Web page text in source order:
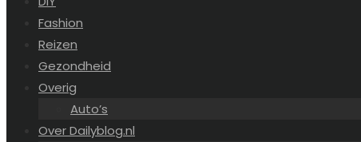
Fashion
Reizen
Gezondheid
Overig
Auto’s
Over Dailyblog.nl